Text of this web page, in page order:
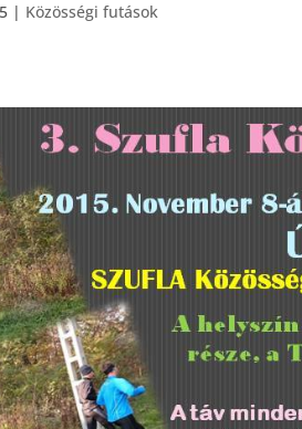
| Közösségi futások